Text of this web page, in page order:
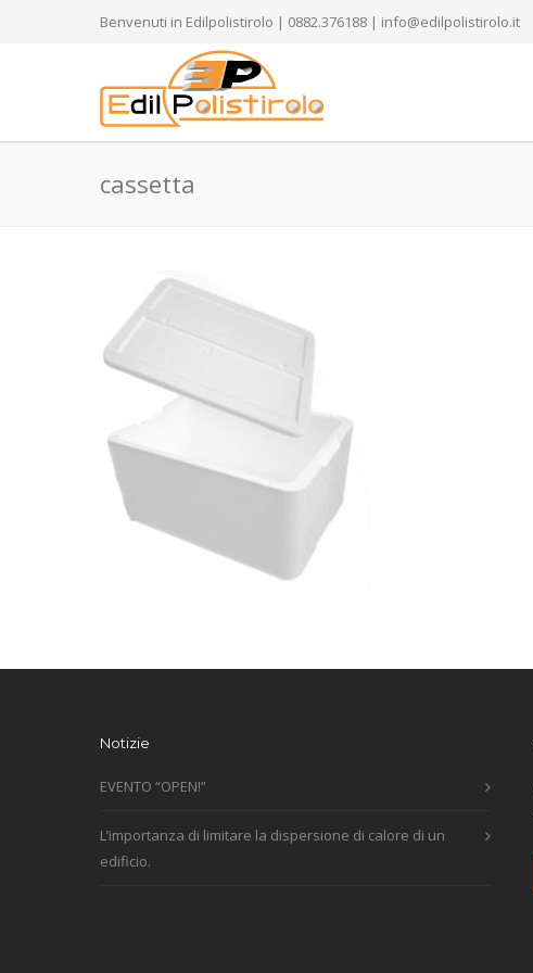
Benvenuti in Edilpolistirolo | 0882.376188 | info@edilpolistirolo.it
cassetta
Notizie
EVENTO “OPEN!”
L’importanza di limitare la dispersione di calore di un
edificio.